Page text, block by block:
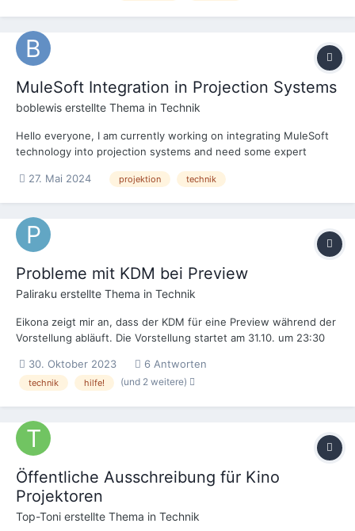
MuleSoft Integration in Projection Systems
boblewis erstellte Thema in Technik
Hello everyone, I am currently working on integrating MuleSoft
technology into projection systems and need some expert
projection systems, e.g., difficulty in data mapping or
27. Mai 2024 projektion technik
Probleme mit KDM bei Preview
Paliraku erstellte Thema in Technik
Eikona zeigt mir an, dass der KDM für eine Preview während der
Vorstellung abläuft. Die Vorstellung startet am 31.10. um 23:30
ist vom 31.10. ab 18 Uhr bis zum 01.11. 00:59 Uhr gültig. Müsste
ich nun beim Verleih einen n...
30. Oktober 2023 6 Antworten
technik hilfe! (und 2 weitere)
Öffentliche Ausschreibung für Kino
Projektoren
Top-Toni erstellte Thema in Technik